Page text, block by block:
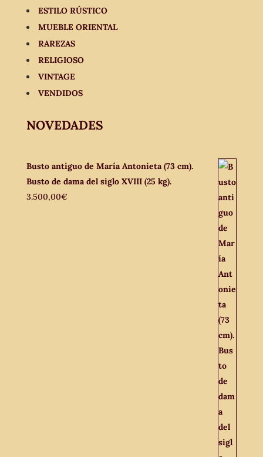
ESTILO RÚSTICO
MUEBLE ORIENTAL
RAREZAS
RELIGIOSO
VINTAGE
VENDIDOS
NOVEDADES
Busto antiguo de María Antonieta (73 cm).
Busto de dama del siglo XVIII (25 kg).
3.500,00€